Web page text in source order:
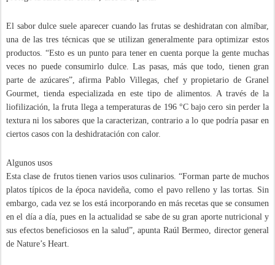
El sabor dulce suele aparecer cuando las frutas se deshidratan con almíbar,
una de las tres técnicas que se utilizan generalmente para optimizar estos
productos. “Esto es un punto para tener en cuenta porque la gente muchas
veces no puede consumirlo dulce. Las pasas, más que todo, tienen gran
parte de azúcares”, afirma Pablo Villegas, chef y propietario de Granel
Gourmet, tienda especializada en este tipo de alimentos. A través de la
liofilización, la fruta llega a temperaturas de 196 °C bajo cero sin perder la
textura ni los sabores que la caracterizan, contrario a lo que podría pasar en
ciertos casos con la deshidratación con calor.
Algunos usos
Esta clase de frutos tienen varios usos culinarios. “Forman parte de muchos
platos típicos de la época navideña, como el pavo relleno y las tortas. Sin
embargo, cada vez se los está incorporando en más recetas que se consumen
en el día a día, pues en la actualidad se sabe de su gran aporte nutricional y
sus efectos beneficiosos en la salud”, apunta Raúl Bermeo, director general
de Nature’s Heart.